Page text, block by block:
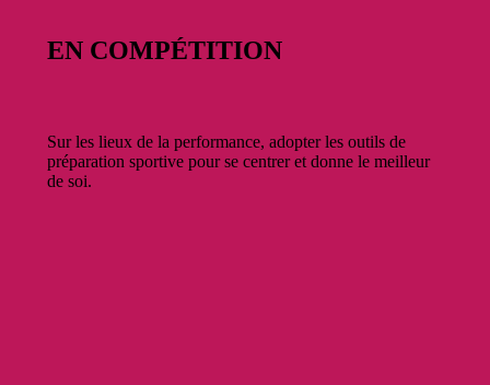
EN COMPÉTITION
Sur les lieux de la performance, adopter les outils de
préparation sportive pour se centrer et donne le meilleur
de soi.